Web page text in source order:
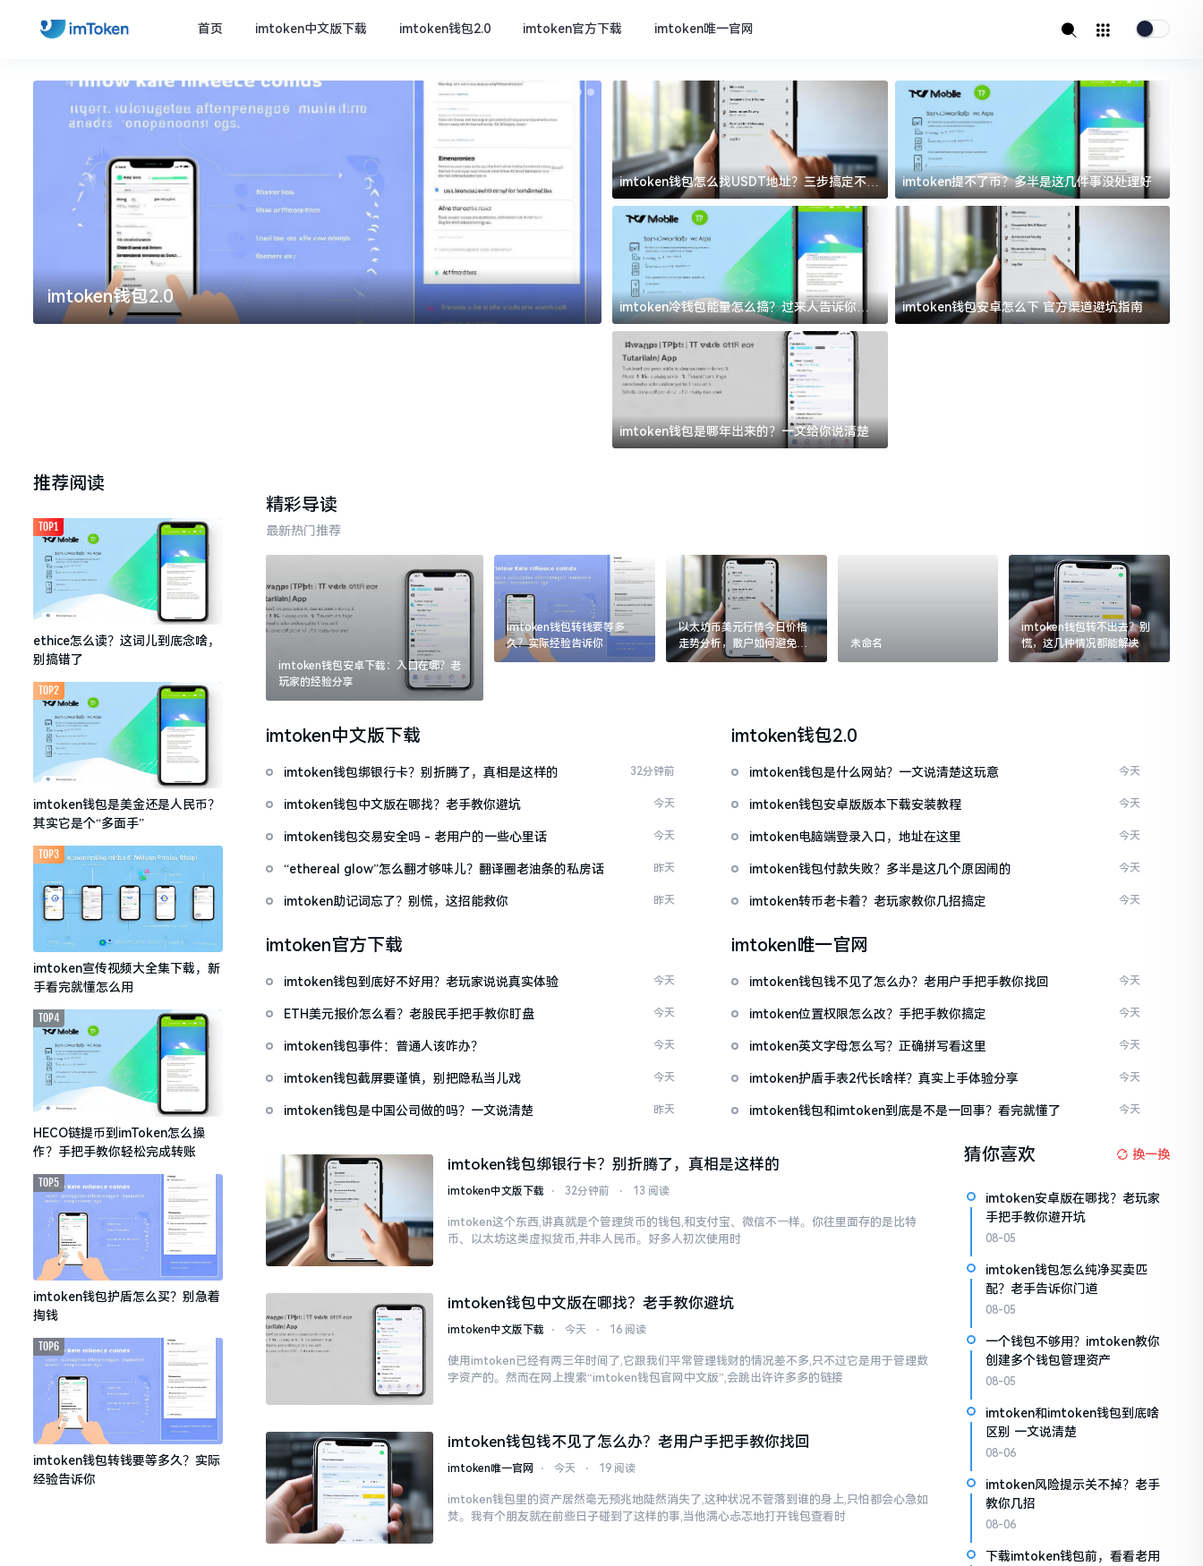
首页 imtoken中文版下载 imtoken钱包2.0 imtoken官方下载 imtoken唯一官网
imtoken钱包2.0 imtoken官方下载
imtoken钱包怎么找USDT地址？三步搞定不踩
坑
imtoken提不了币？多半是这几件事没处理好
imtoken冷钱包能量怎么搞？过来人告诉你门
道
imtoken钱包安卓怎么下 官方渠道避坑指南
imtoken钱包是哪年出来的？一文给你说清楚
推荐阅读
ethice怎么读？这词儿到底念啥，
别搞错了
TOP1
imtoken钱包是美金还是人民币？
其实它是个“多面手”
TOP2
imtoken宣传视频大全集下载，新
手看完就懂怎么用
TOP3
HECO链提币到imToken怎么操
作？手把手教你轻松完成转账
TOP4
imtoken钱包护盾怎么买？别急着
掏钱
TOP5
imtoken钱包转钱要等多久？实际
经验告诉你
TOP6
精彩导读
最新热门推荐
imtoken钱包安卓下载：入口在哪？老
玩家的经验分享
imtoken钱包转钱要等多
久？实际经验告诉你
以太坊币美元行情今日价格
走势分析，散户如何避免追
涨杀跌被套牢
未命名
imtoken钱包转不出去？别
慌，这几种情况都能解决
imtoken中文版下载
imtoken钱包绑银行卡？别折腾了，真相是这样的 32分钟前
imtoken钱包中文版在哪找？老手教你避坑 今天
imtoken钱包交易安全吗 - 老用户的一些心里话 今天
“ethereal glow”怎么翻才够味儿？翻译圈老油条的私房话 昨天
imtoken助记词忘了？别慌，这招能救你 昨天
imtoken钱包2.0
imtoken钱包是什么网站？一文说清楚这玩意 今天
imtoken钱包安卓版版本下载安装教程 今天
imtoken电脑端登录入口，地址在这里 今天
imtoken钱包付款失败？多半是这几个原因闹的 今天
imtoken转币老卡着？老玩家教你几招搞定 今天
imtoken官方下载
imtoken钱包到底好不好用？老玩家说说真实体验 今天
ETH美元报价怎么看？老股民手把手教你盯盘 今天
imtoken钱包事件：普通人该咋办？ 今天
imtoken钱包截屏要谨慎，别把隐私当儿戏 今天
imtoken钱包是中国公司做的吗？一文说清楚 昨天
imtoken唯一官网
imtoken钱包钱不见了怎么办？老用户手把手教你找回 今天
imtoken位置权限怎么改？手把手教你搞定 今天
imtoken英文字母怎么写？正确拼写看这里 今天
imtoken护盾手表2代长啥样？真实上手体验分享 今天
imtoken钱包和imtoken到底是不是一回事？看完就懂了 今天
imtoken钱包绑银行卡？别折腾了，真相是这样的
imtoken中文版下载 ⋅ 32分钟前 ⋅ 13 阅读
imtoken这个东西,讲真就是个管理货币的钱包,和支付宝、微信不一样。你往里面存的是比特
币、以太坊这类虚拟货币,并非人民币。好多人初次使用时
imtoken钱包中文版在哪找？老手教你避坑
imtoken中文版下载 ⋅ 今天 ⋅ 16 阅读
使用imtoken已经有两三年时间了,它跟我们平常管理钱财的情况差不多,只不过它是用于管理数
字资产的。然而在网上搜索“imtoken钱包官网中文版”,会跳出许许多多的链接
imtoken钱包钱不见了怎么办？老用户手把手教你找回
imtoken唯一官网 ⋅ 今天 ⋅ 19 阅读
imtoken钱包里的资产居然毫无预兆地陡然消失了,这种状况不管落到谁的身上,只怕都会心急如
焚。我有个朋友就在前些日子碰到了这样的事,当他满心忐忑地打开钱包查看时
猜你喜欢 换一换
imtoken安卓版在哪找？老玩家
手把手教你避开坑
08-05
imtoken钱包怎么纯净买卖匹
配？老手告诉你门道
08-05
一个钱包不够用？imtoken教你
创建多个钱包管理资产
08-05
imtoken和imtoken钱包到底啥
区别 一文说清楚
08-06
imtoken风险提示关不掉？老手
教你几招
08-06
下载imtoken钱包前，看看老用